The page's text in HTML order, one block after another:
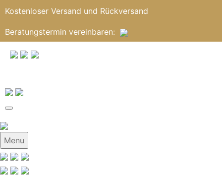
Kostenloser Versand und Rückversand
Beratungstermin vereinbaren:
Menu